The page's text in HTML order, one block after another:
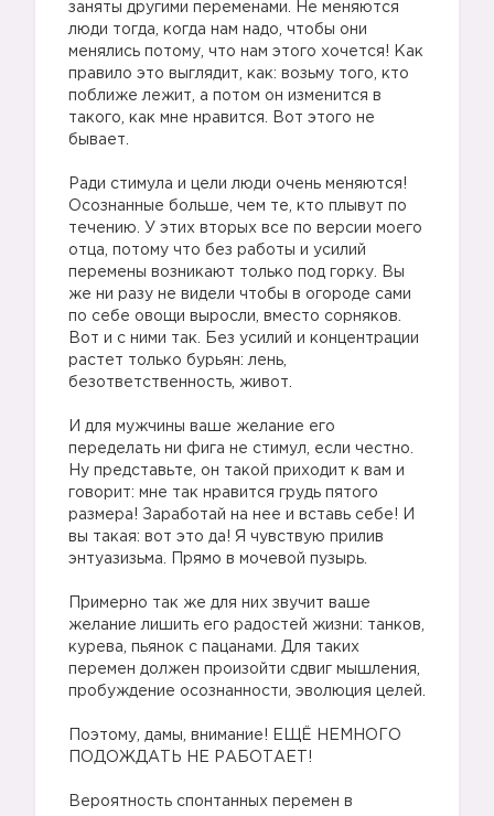
заняты другими переменами. Не меняются
люди тогда, когда нам надо, чтобы они
менялись потому, что нам этого хочется! Как
правило это выглядит, как: возьму того, кто
поближе лежит, а потом он изменится в
такого, как мне нравится. Вот этого не
бывает.
Ради стимула и цели люди очень меняются!
Осознанные больше, чем те, кто плывут по
течению. У этих вторых все по версии моего
отца, потому что без работы и усилий
перемены возникают только под горку. Вы
же ни разу не видели чтобы в огороде сами
по себе овощи выросли, вместо сорняков.
Вот и с ними так. Без усилий и концентрации
растет только бурьян: лень,
безответственность, живот.
И для мужчины ваше желание его
переделать ни фига не стимул, если честно.
Ну представьте, он такой приходит к вам и
говорит: мне так нравится грудь пятого
размера! Заработай на нее и вставь себе! И
вы такая: вот это да! Я чувствую прилив
энтуазизьма. Прямо в мочевой пузырь.
Примерно так же для них звучит ваше
желание лишить его радостей жизни: танков,
курева, пьянок с пацанами. Для таких
перемен должен произойти сдвиг мышления,
пробуждение осознанности, эволюция целей.
Поэтому, дамы, внимание! ЕЩЁ НЕМНОГО
ПОДОЖДАТЬ НЕ РАБОТАЕТ!
Вероятность спонтанных перемен в